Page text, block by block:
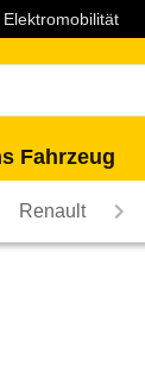
Elektromobilität
Fahrzeug
Renault